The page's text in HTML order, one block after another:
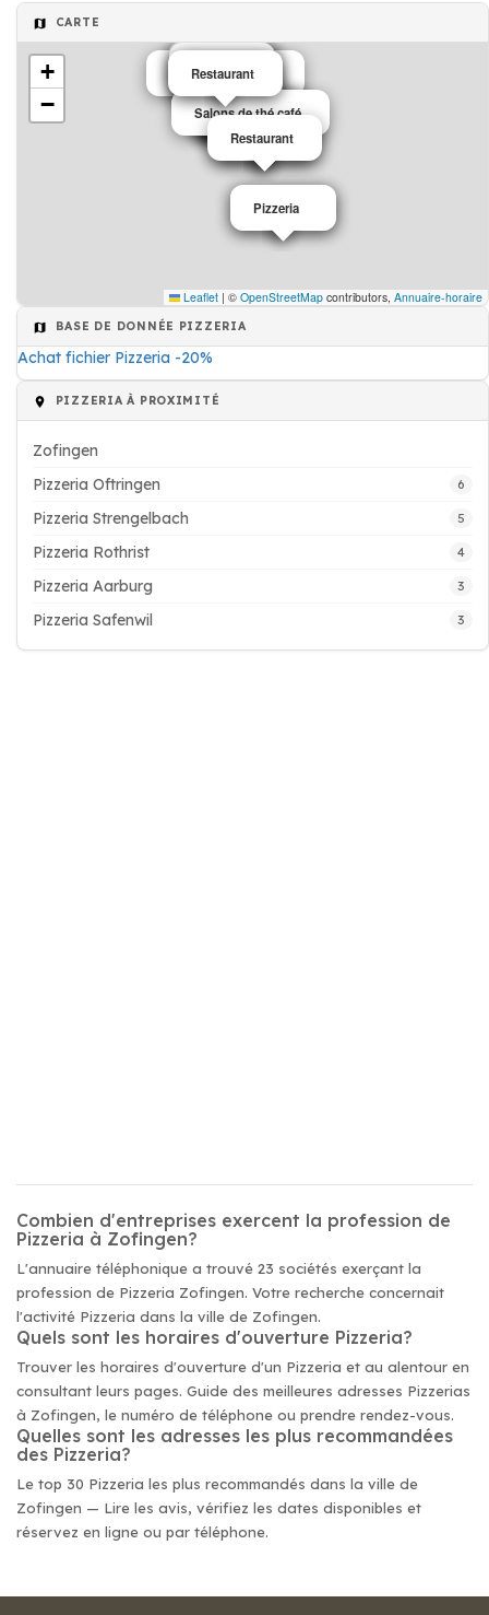
CARTE
Café
Restaurant
Pizzeria
Salons de thé café
Pizzeria
Pizzeria
Pizzeria
Pizzeria
Pizzeria
Pizzeria
Pizzeria
Pizzeria
Pizzeria
Pizzeria
Pizzeria
Salons de thé café
Café
Restaurant
Restaurant
+
−
Leaflet | © OpenStreetMap contributors, Annuaire-horaire
BASE DE DONNÉE PIZZERIA
Achat fichier Pizzeria -20%
PIZZERIA À PROXIMITÉ
Zofingen
Pizzeria Oftringen
6
Pizzeria Strengelbach 5
Pizzeria Rothrist 4
Pizzeria Aarburg 3
Pizzeria Safenwil 3
Combien d'entreprises exercent la profession de
Pizzeria à Zofingen?
L'annuaire téléphonique a trouvé 23 sociétés exerçant la
profession de Pizzeria Zofingen. Votre recherche concernait
l'activité Pizzeria dans la ville de Zofingen.
Quels sont les horaires d'ouverture Pizzeria?
Trouver les horaires d'ouverture d'un Pizzeria et au alentour en
consultant leurs pages. Guide des meilleures adresses Pizzerias
à Zofingen, le numéro de téléphone ou prendre rendez-vous.
Quelles sont les adresses les plus recommandées
des Pizzeria?
Le top 30 Pizzeria les plus recommandés dans la ville de
Zofingen — Lire les avis, vérifiez les dates disponibles et
réservez en ligne ou par téléphone.